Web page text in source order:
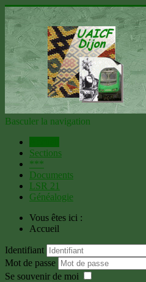
Basculer la navigation
Sections
***
Documents
LSR 21
Généalogie
Vous êtes ici :
Accueil
Identifiant
Mot de passe
Se souvenir de moi